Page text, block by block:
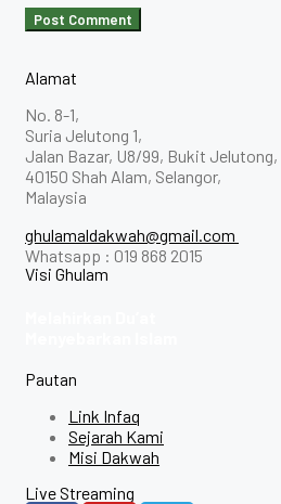
Alamat
No. 8-1,
Suria Jelutong 1,
Jalan Bazar, U8/99, Bukit Jelutong,
40150 Shah Alam, Selangor,
Malaysia
ghulamaldakwah@gmail.com
Whatsapp : 019 868 2015
Visi Ghulam
Pautan
Link Infaq
Sejarah Kami
Misi Dakwah
Live Streaming